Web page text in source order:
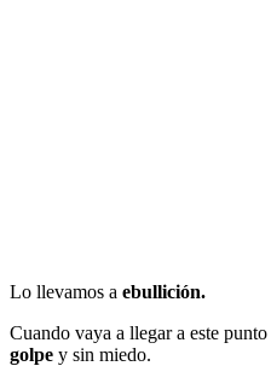
Lo llevamos a ebullición.
Cuando vaya a llegar a este punto
golpe y sin miedo.